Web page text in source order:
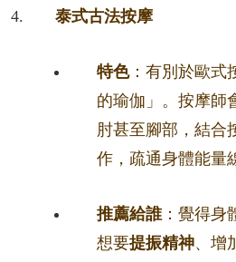
泰式古法按摩
特色：有別於歐式
的瑜伽」。按摩師
肘甚至腳部，結合
作，疏通身體能量
推薦給誰：覺得身
想要提振精神、增